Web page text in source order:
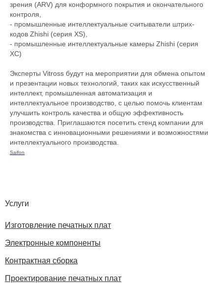
зрения (ARV) для конформного покрытия и окончательного
контроля,
- промышленные интеллектуальные считыватели штрих-
кодов Zhishi (серия XS),
- промышленные интеллектуальные камеры Zhishi (серия
XC)
Эксперты Vitross будут на мероприятии для обмена опытом
и презентации новых технологий, таких как искусственный
интеллект, промышленная автоматизация и
интеллектуальное производство, с целью помочь клиентам
улучшить контроль качества и общую эффективность
производства. Приглашаются посетить стенд компании для
знакомства с инновационными решениями и возможностями
интеллектуального производства.
Saifon
Изготовление печатных плат
Электронные компоненты
Контрактная сборка
Проектирование печатных плат
Услуги